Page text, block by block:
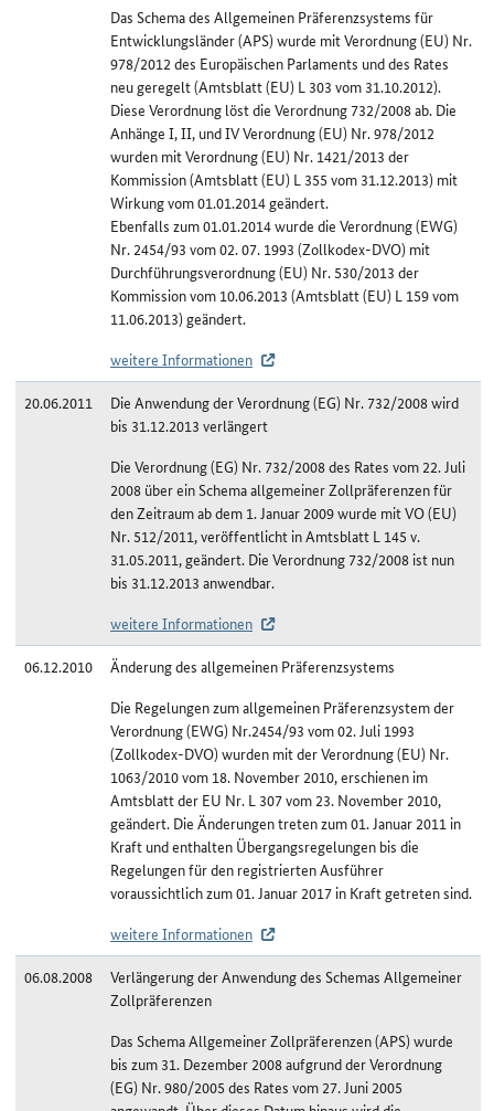
Das Schema des Allgemeinen Präferenzsystems für
Entwicklungsländer (APS) wurde mit Verordnung (EU) Nr.
978/2012 des Europäischen Parlaments und des Rates
neu geregelt (Amtsblatt (EU) L 303 vom 31.10.2012).
Diese Verordnung löst die Verordnung 732/2008 ab. Die
Anhänge I, II, und IV Verordnung (EU) Nr. 978/2012
wurden mit Verordnung (EU) Nr. 1421/2013 der
Kommission (Amtsblatt (EU) L 355 vom 31.12.2013) mit
Wirkung vom 01.01.2014 geändert.
Ebenfalls zum 01.01.2014 wurde die Verordnung (EWG)
Nr. 2454/93 vom 02. 07. 1993 (Zollkodex-DVO) mit
Durchführungsverordnung (EU) Nr. 530/2013 der
Kommission vom 10.06.2013 (Amtsblatt (EU) L 159 vom
11.06.2013) geändert.
weitere Informationen
20.06.2011
Die Anwendung der Verordnung (EG) Nr. 732/2008 wird
bis 31.12.2013 verlängert
Die Verordnung (EG) Nr. 732/2008 des Rates vom 22. Juli
2008 über ein Schema allgemeiner Zollpräferenzen für
den Zeitraum ab dem 1. Januar 2009 wurde mit VO (EU)
Nr. 512/2011, veröffentlicht in Amtsblatt L 145 v.
31.05.2011, geändert. Die Verordnung 732/2008 ist nun
bis 31.12.2013 anwendbar.
weitere Informationen
06.12.2010
Änderung des allgemeinen Präferenzsystems
Die Regelungen zum allgemeinen Präferenzsystem der
Verordnung (EWG) Nr.2454/93 vom 02. Juli 1993
(Zollkodex-DVO) wurden mit der Verordnung (EU) Nr.
1063/2010 vom 18. November 2010, erschienen im
Amtsblatt der EU Nr. L 307 vom 23. November 2010,
geändert. Die Änderungen treten zum 01. Januar 2011 in
Kraft und enthalten Übergangsregelungen bis die
Regelungen für den registrierten Ausführer
voraussichtlich zum 01. Januar 2017 in Kraft getreten sind.
weitere Informationen
06.08.2008
Verlängerung der Anwendung des Schemas Allgemeiner
Zollpräferenzen
Das Schema Allgemeiner Zollpräferenzen (APS) wurde
bis zum 31. Dezember 2008 aufgrund der Verordnung
(EG) Nr. 980/2005 des Rates vom 27. Juni 2005